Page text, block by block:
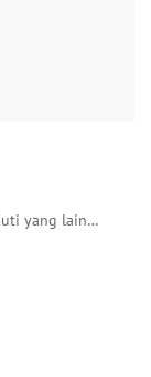
yang lain…